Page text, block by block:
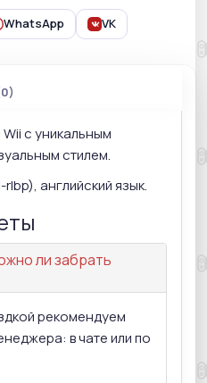
WhatsApp VK
с уникальным
стилем.
английский язык.
ли забрать
рекомендуем
в чате или по